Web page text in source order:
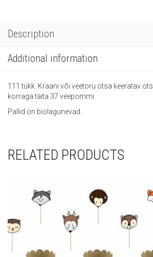
Description
Additional information
111 tükk. Kraani või veetoru otsa keeratav
korraga täita 37 veepommi.
Pallid on biolagunevad.
RELATED PRODUCTS